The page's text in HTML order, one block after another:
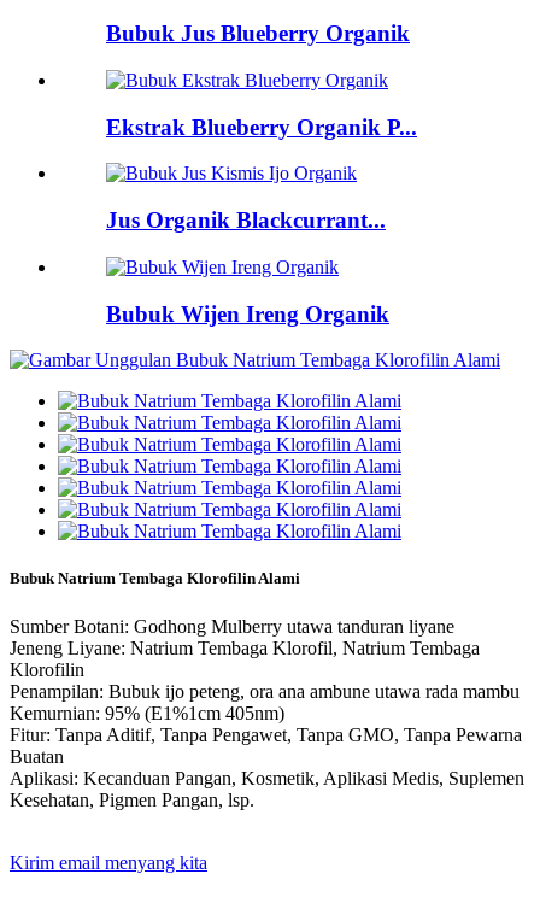
Bubuk Jus Blueberry Organik
Ekstrak Blueberry Organik P...
Jus Organik Blackcurrant...
Bubuk Wijen Ireng Organik
Bubuk Natrium Tembaga Klorofilin Alami
Sumber Botani: Godhong Mulberry utawa tanduran liyane
Jeneng Liyane: Natrium Tembaga Klorofil, Natrium Tembaga
Klorofilin
Penampilan: Bubuk ijo peteng, ora ana ambune utawa rada mambu
Kemurnian: 95% (E1%1cm 405nm)
Fitur: Tanpa Aditif, Tanpa Pengawet, Tanpa GMO, Tanpa Pewarna
Buatan
Aplikasi: Kecanduan Pangan, Kosmetik, Aplikasi Medis, Suplemen
Kesehatan, Pigmen Pangan, lsp.
Kirim email menyang kita